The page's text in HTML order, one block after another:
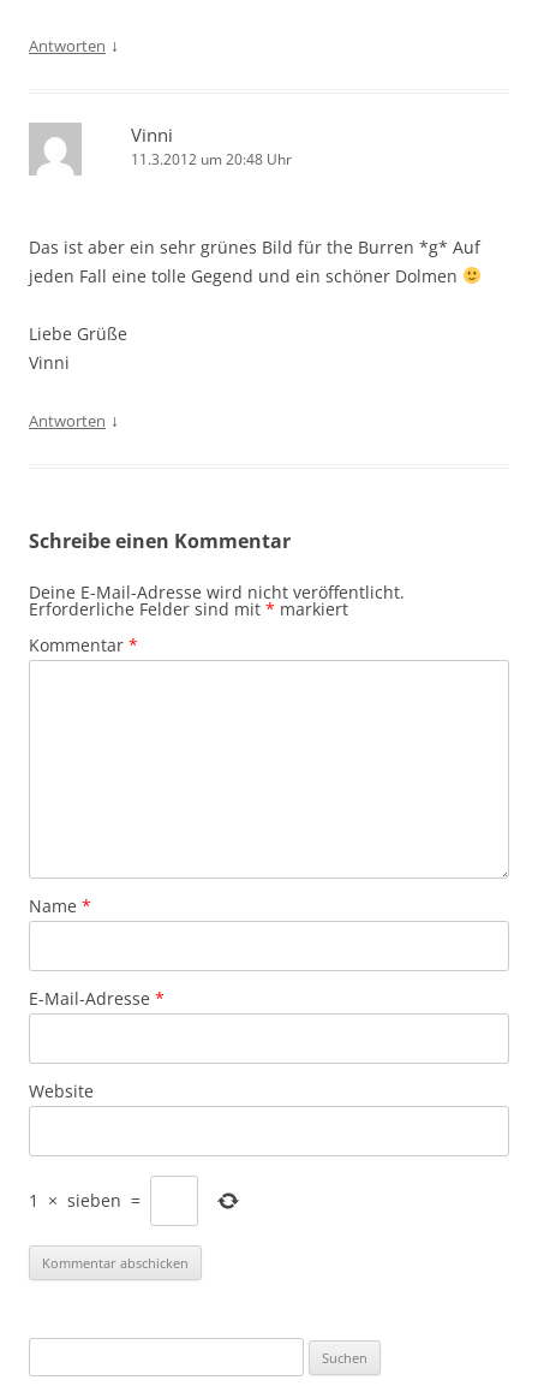
Antworten ↓
Vinni
11.3.2012 um 20:48 Uhr
Das ist aber ein sehr grünes Bild für the Burren *g* Auf
jeden Fall eine tolle Gegend und ein schöner Dolmen
Liebe Grüße
Vinni
Antworten ↓
Schreibe einen Kommentar
Deine E-Mail-Adresse wird nicht veröffentlicht.
Erforderliche Felder sind mit * markiert
Kommentar *
Name *
E-Mail-Adresse *
Website
1 × sieben =
nach: